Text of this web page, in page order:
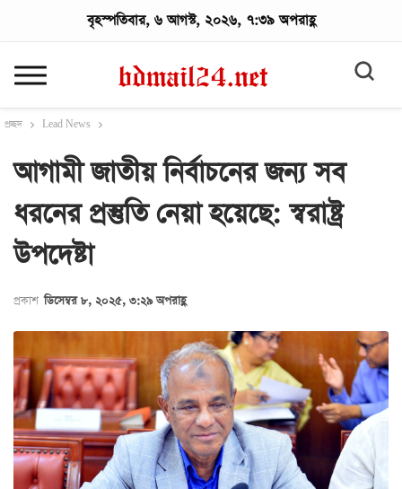
বৃহস্পতিবার, ৬ আগস্ট, ২০২৬, ৭:৩৯ অপরাহ্ণ
প্রচ্ছদ Lead News
আগামী জাতীয় নির্বাচনের জন্য সব
ধরনের প্রস্তুতি নেয়া হয়েছে: স্বরাষ্ট্র
উপদেষ্টা
প্রকাশ ডিসেম্বর ৮, ২০২৫, ৩:২৯ অপরাহ্ণ